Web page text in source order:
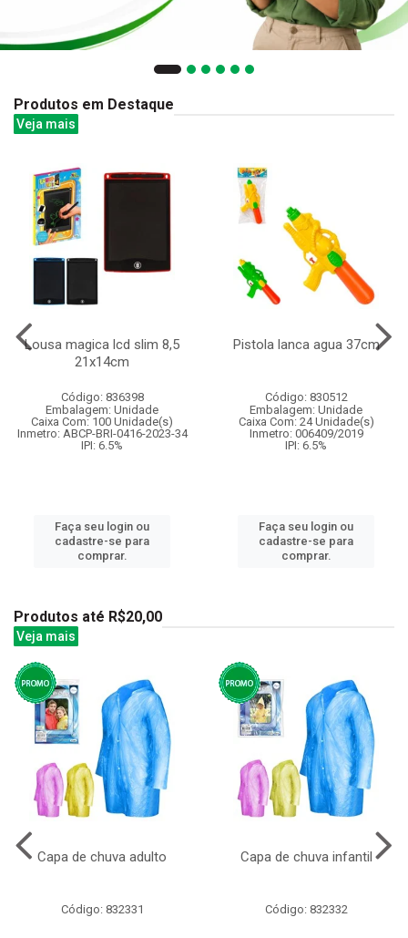
Produtos em Destaque
Veja mais
Lousa magica lcd slim 8,5
21x14cm
Código: 836398
Embalagem: Unidade
Caixa Com: 100 Unidade(s)
Inmetro: ABCP-BRI-0416-2023-34
IPI: 6.5%
Faça seu login ou
cadastre-se para
comprar.
Pistola lanca agua 37cm
Código: 830512
Embalagem: Unidade
Caixa Com: 24 Unidade(s)
Inmetro: 006409/2019
IPI: 6.5%
Faça seu login ou
cadastre-se para
comprar.
Produtos até R$20,00
Veja mais
Capa de chuva adulto
Código: 832331
Capa de chuva infantil
Código: 832332